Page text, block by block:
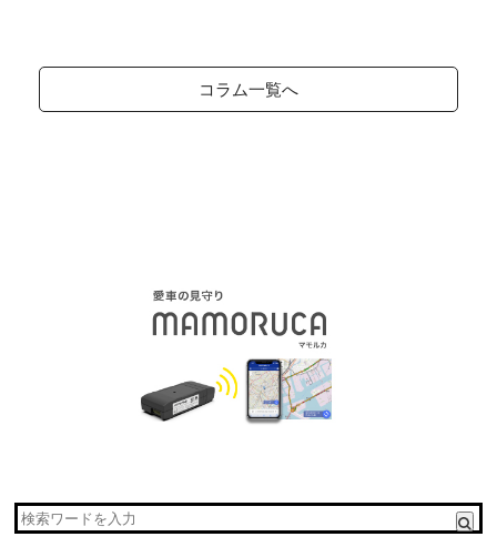
コラム一覧へ